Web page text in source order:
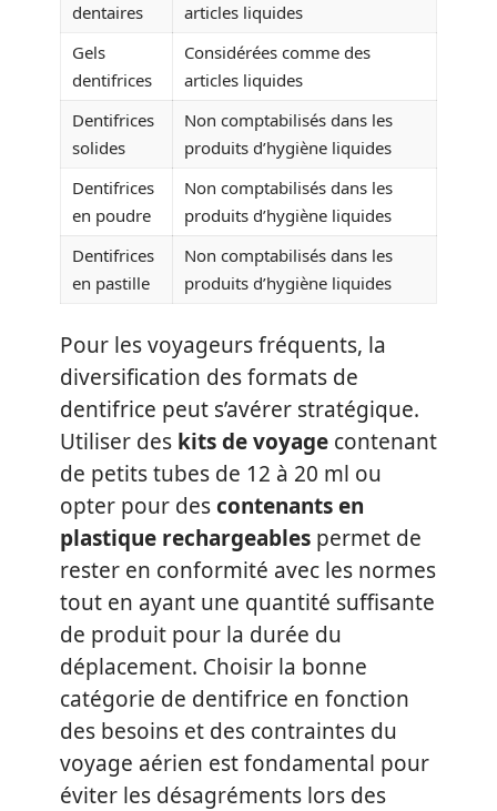
dentaires
articles liquides
Gels
dentifrices
Considérées comme des
articles liquides
Dentifrices
solides
Non comptabilisés dans les
produits d’hygiène liquides
Dentifrices
en poudre
Non comptabilisés dans les
produits d’hygiène liquides
Dentifrices
en pastille
Non comptabilisés dans les
produits d’hygiène liquides
Pour les voyageurs fréquents, la
diversification des formats de
dentifrice peut s’avérer stratégique.
Utiliser des kits de voyage contenant
de petits tubes de 12 à 20 ml ou
opter pour descontenants en
plastique rechargeables permet de
rester en conformité avec les normes
tout en ayant une quantité suffisante
de produit pour la durée du
déplacement. Choisir la bonne
catégorie de dentifrice en fonction
des besoins et des contraintes du
voyage aérien est fondamental pour
éviter les désagréments lors des